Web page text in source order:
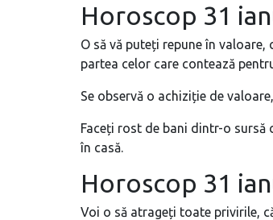
Horoscop 31
O să vă puteți repune în
partea celor care contează
Se observă o achiziție de
Faceți rost de bani dintr-o sursă
în casă.
Horoscop 31
Voi o să atrageți toate privirile,